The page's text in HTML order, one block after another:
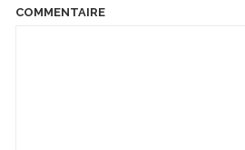
COMMENTAIRE